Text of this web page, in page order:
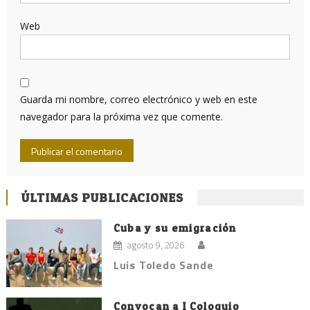
Web
Guarda mi nombre, correo electrónico y web en este
navegador para la próxima vez que comente.
ÚLTIMAS PUBLICACIONES
Cuba y su emigración
agosto 9, 2026
Luis Toledo Sande
Convocan a I Coloquio